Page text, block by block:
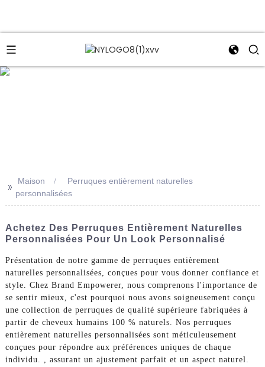
>> Maison
Perruques entièrement naturelles
personnalisées
Achetez Des Perruques Entièrement Naturelles
Personnalisées Pour Un Look Personnalisé
Présentation de notre gamme de perruques entièrement
naturelles personnalisées, conçues pour vous donner confiance et
style. Chez Brand Empowerer, nous comprenons l'importance de
se sentir mieux, c'est pourquoi nous avons soigneusement conçu
une collection de perruques de qualité supérieure fabriquées à
partir de cheveux humains 100 % naturels. Nos perruques
entièrement naturelles personnalisées sont méticuleusement
conçues pour répondre aux préférences uniques de chaque
individu. , assurant un ajustement parfait et un aspect naturel.